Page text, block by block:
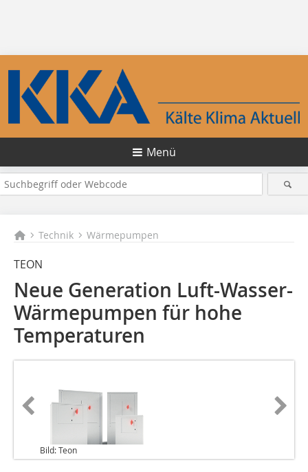
Menü
Technik Wärmepumpen
TEON
Neue Generation Luft-Wasser-
Wärmepumpen für hohe
Temperaturen
Bild: Teon